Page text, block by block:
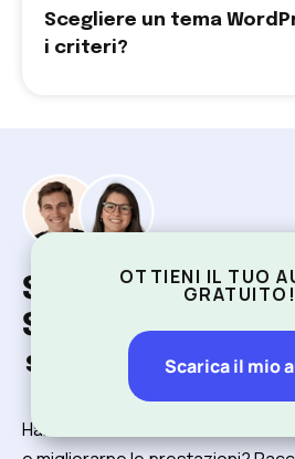
Scegliere un tema
i criteri?
Stai cercando
SEO
settore
Hai un eCommerce e desideri
OTTIENI IL TUO
Scarica il mio